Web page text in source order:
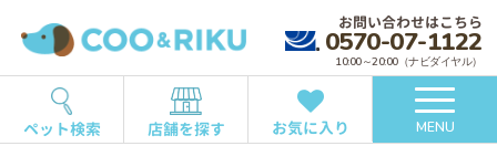
お問い合わせはこちら
0570-07-1122
10:00～20:00（ナビダイヤル）
ペット検索 店舗を探す お気に入り MENU